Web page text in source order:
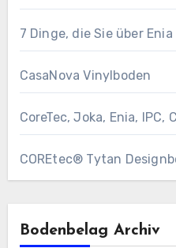
7 Dinge, die Sie über
CasaNova Vinylboden
CoreTec, Joka, Enia, IPC,
COREtec® Tytan
Bodenbelag Archiv